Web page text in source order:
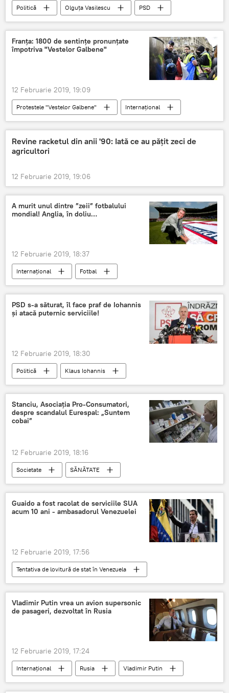
Politică Olguța Vasilescu PSD
Franța: 1800 de sentințe pronunțate
împotriva "Vestelor Galbene"
12 Februarie 2019, 19:09
Protestele "Vestelor Galbene"
Internaţional
Vestele Galbene
Édouard Philippe
Franța
Sentință
manifestații
proteste
Revine racketul din anii '90: Iată ce au pățit zeci de
agricultori
12 Februarie 2019, 19:06
A murit unul dintre ”zeii” fotbalului
mondial! Anglia, în doliu…
12 Februarie 2019, 18:37
Internaţional Fotbal
PSD s-a săturat, îl face praf de Iohannis
și atacă puternic serviciile!
12 Februarie 2019, 18:30
Politică Klaus Iohannis
Stanciu, Asociația Pro-Consumatori,
despre scandalul Eurespal: „Suntem
cobai”
12 Februarie 2019, 18:16
Societate
SĂNĂTATE
Ministerul Sanatatii
farmacii
Medicamente
Guaido a fost racolat de serviciile SUA
acum 10 ani - ambasadorul Venezuelei
12 Februarie 2019, 17:56
Tentativa de lovitură de stat în Venezuela
Internaţional
Juan Guaido
Venezuela
serviciile de informații
SUA
Vladimir Putin vrea un avion supersonic
de pasageri, dezvoltat în Rusia
12 Februarie 2019, 17:24
Internaţional Rusia
Vladimir Putin
Avion
supersonic pasageri